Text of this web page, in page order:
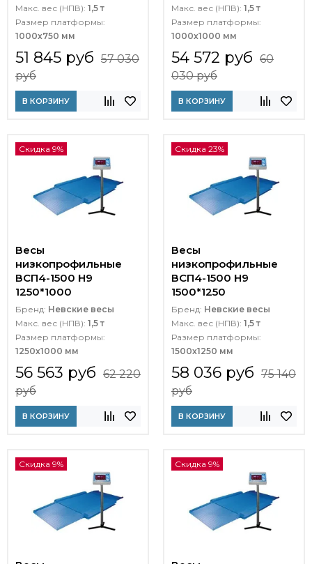
Макс. вес (НПВ): 1,5 т
Размер платформы:
1000х750 мм
51 845 руб 57 030
руб
В КОРЗИНУ
Макс. вес (НПВ): 1,5 т
Размер платформы:
1000х1000 мм
54 572 руб 60
030 руб
В КОРЗИНУ
Скидка 9%
Весы
низкопрофильные
ВСП4-1500 Н9
1250*1000
Бренд: Невские весы
Макс. вес (НПВ): 1,5 т
Размер платформы:
1250х1000 мм
56 563 руб 62 220
руб
В КОРЗИНУ
Скидка 23%
Весы
низкопрофильные
ВСП4-1500 Н9
1500*1250
Бренд: Невские весы
Макс. вес (НПВ): 1,5 т
Размер платформы:
1500х1250 мм
58 036 руб 75 140
руб
В КОРЗИНУ
Скидка 9% Скидка 9%